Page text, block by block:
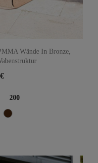
Wände In Bronze,
200
Braun